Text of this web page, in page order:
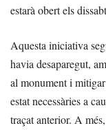
estarà obert els
Aquesta iniciativa
havia desaparegut,
al monument i
estat necessàries a
traçat anterior. A